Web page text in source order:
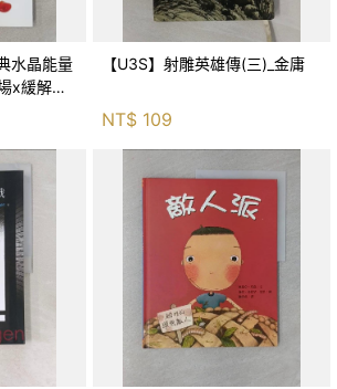
水晶能量
x緩解疼
x促進人
你最完整
【U3S】射雕英雄傳(三)_金庸
NT$ 109